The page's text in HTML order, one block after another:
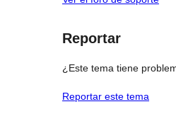
Reportar
¿Este tema tiene
Reportar este tema